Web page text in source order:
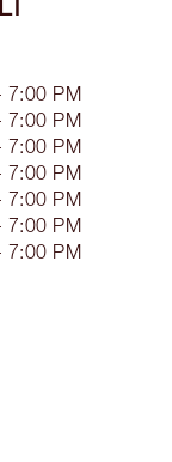
7:00 PM
7:00 PM
7:00 PM
7:00 PM
7:00 PM
7:00 PM
7:00 PM